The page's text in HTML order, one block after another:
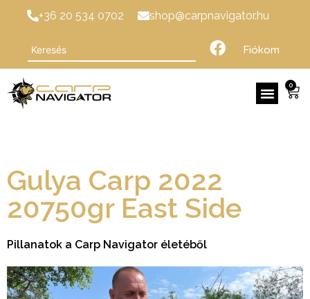
+36 20 534 0702 shop@carpnavigator.hu
Fiókom
0
Gulya Carp 2022
20750gr East Side
Pillanatok a Carp Navigator életéből